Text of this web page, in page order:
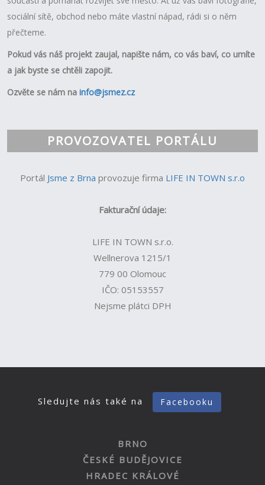
sociální sítě, obchod nebo máte vlastní nápad, rádi si o něm
přečteme.
Pokud vás náš projekt zaujal, napište nám, co vás baví, co umíte
a jak byste se chtěli zapojit.
Ozvěte se nám nainfo@jsmez.cz
PROVOZOVATEL PORTÁLU
Portál Jsme z Brna provozuje firma LIFE IN TOWN s.r.o
Fakturační údaje:
LIFE IN TOWN s.r.o.
Wellnerova 1215/1
779 00 Olomouc
IČO: 05153557
Nejsme plátci DPH
Sledujte nás také na Facebooku
BRNO
ČESKÉ BUDĚJOVICE
HRADEC KRÁLOVÉ